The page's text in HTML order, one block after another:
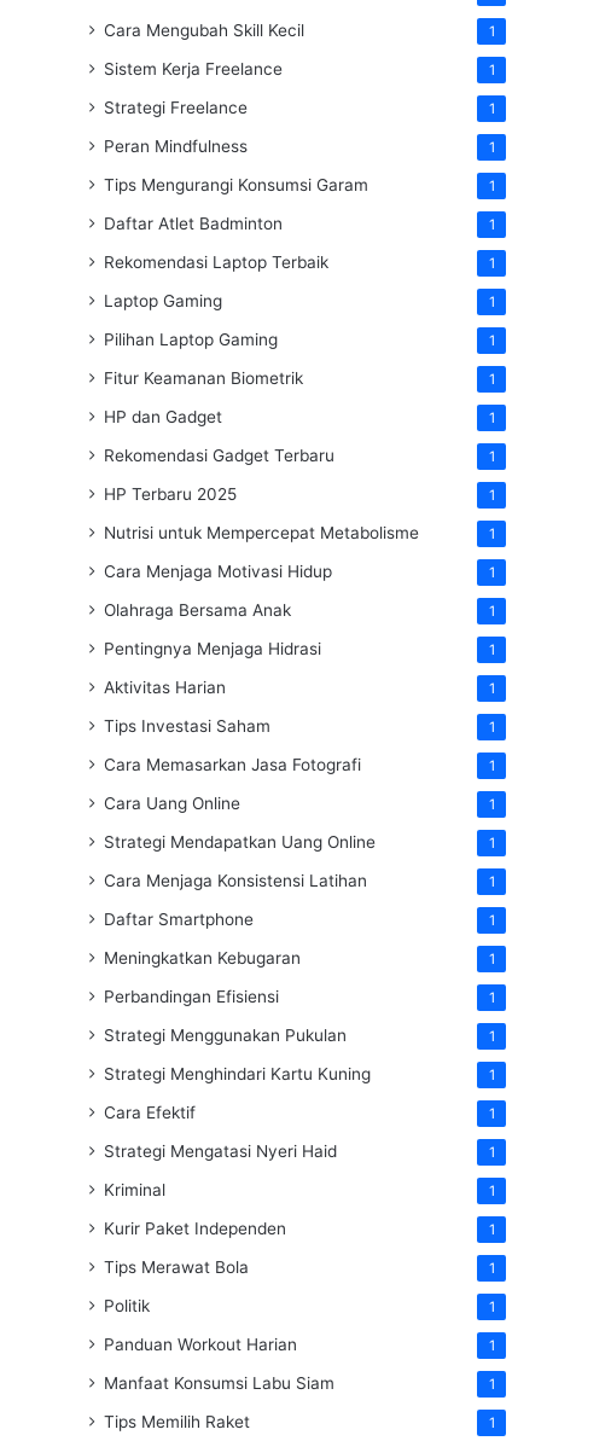
Cara Mengubah Skill Kecil 1
Sistem Kerja Freelance 1
Strategi Freelance 1
Peran Mindfulness 1
Tips Mengurangi Konsumsi Garam 1
Daftar Atlet Badminton 1
Rekomendasi Laptop Terbaik 1
Laptop Gaming 1
Pilihan Laptop Gaming 1
Fitur Keamanan Biometrik 1
HP dan Gadget 1
Rekomendasi Gadget Terbaru 1
HP Terbaru 2025 1
Nutrisi untuk Mempercepat Metabolisme 1
Cara Menjaga Motivasi Hidup 1
Olahraga Bersama Anak 1
Pentingnya Menjaga Hidrasi 1
Aktivitas Harian 1
Tips Investasi Saham 1
Cara Memasarkan Jasa Fotografi 1
Cara Uang Online 1
Strategi Mendapatkan Uang Online 1
Cara Menjaga Konsistensi Latihan 1
Daftar Smartphone 1
Meningkatkan Kebugaran 1
Perbandingan Efisiensi 1
Strategi Menggunakan Pukulan 1
Strategi Menghindari Kartu Kuning 1
Cara Efektif 1
Strategi Mengatasi Nyeri Haid 1
Kriminal 1
Kurir Paket Independen 1
Tips Merawat Bola 1
Politik 1
Panduan Workout Harian 1
Manfaat Konsumsi Labu Siam 1
Tips Memilih Raket 1